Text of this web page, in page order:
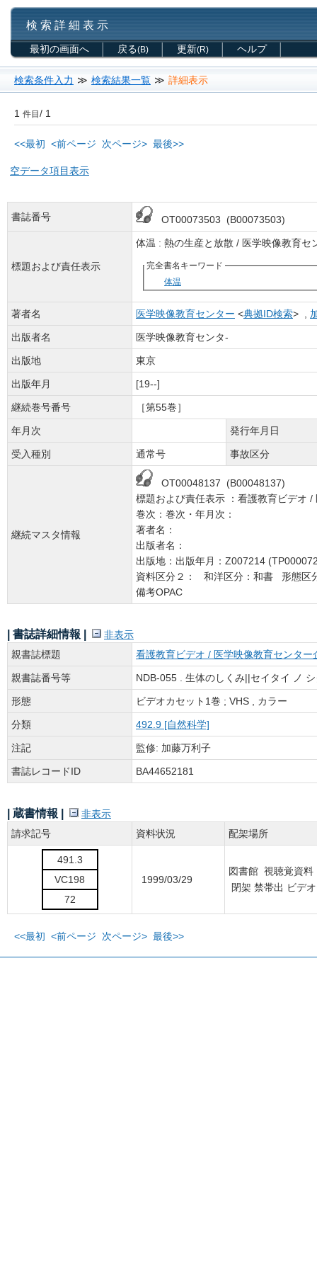
検 索 詳 細 表 示
最初の画面へ 戻る(B) 更新(R) ヘルプ
検索条件入力 ≫ 検索結果一覧 ≫ 詳細表示
1 件目/ 1
<<最初 <前ページ 次ページ> 最後>>
空データ項目表示
書誌番号 OT00073503 (B00073503)
標題および責任表示
体温 : 熱の生産と放散 / 医学映像教
完全書名キーワード
体温
著者名 医学映像教育センター <典拠ID検索> ,
出版者名 医学映像教育センタ-
出版地 東京
出版年月 [19--]
継続巻号番号 ［第55巻］
年月次 発行年月日
受入種別 通常号 事故区分
継続マスタ情報
OT00048137 (B00048137)
標題および責任表示 ：看護教育ビデオ
巻次：巻次・年月次：
著者名：
出版者名：
出版地：出版年月：Z007214
資料区分２： 和洋区分：和書 形態
備考OPAC
| 書誌詳細情報 |
非表示
親書誌標題
看護教育ビデオ / 医学映像教育センター
親書誌番号等 NDB-055 . 生体のしくみ||セイタイ ノ
形態 ビデオカセット1巻 ; VHS , カラー
分類 492.9 [自然科学]
注記 監修: 加藤万利子
書誌レコードID BA44652181
| 蔵書情報 |
非表示
請求記号
資料状況 配架場所
491.3
VC198
72
1999/03/29
図書館 視聴覚資
閉架 禁帯出 ビデ
<<最初 <前ページ 次ページ> 最後>>